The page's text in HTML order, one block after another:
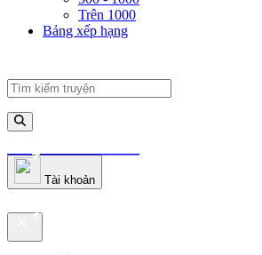
Trên 1000
Bảng xếp hạng
truyenfullz.com
Tài khoản
truyenfullz.com